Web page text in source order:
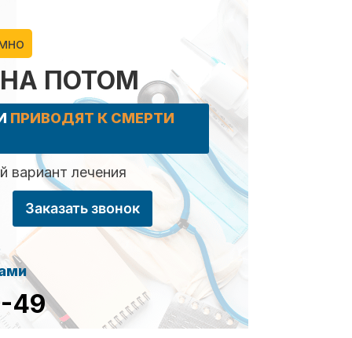
ПОТОМ
ПРИВОДЯТ К СМЕРТИ
лечения
Заказать звонок
49